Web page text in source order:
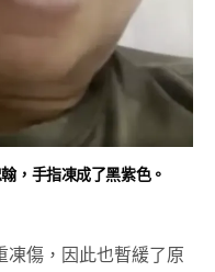
，手指凍成了黑紫色。
凍傷，因此也暫緩了原